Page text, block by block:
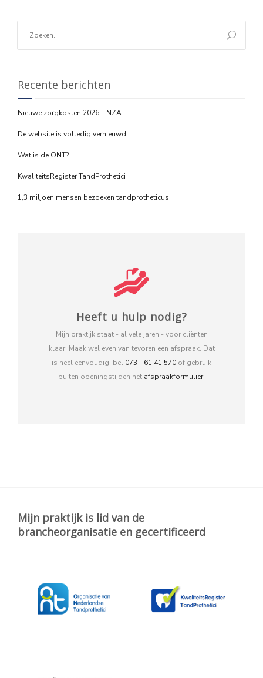
Recente berichten
Nieuwe zorgkosten 2026 – NZA
De website is volledig vernieuwd!
Wat is de ONT?
KwaliteitsRegister TandProthetici
1,3 miljoen mensen bezoeken tandprotheticus
Heeft u hulp nodig?
Mijn praktijk staat - al vele jaren - voor cliënten
klaar! Maak wel even van tevoren een afspraak. Dat
is heel eenvoudig; bel 073 - 61 41 570 of gebruik
buiten openingstijden het afspraakformulier.
Mijn praktijk is lid van de
brancheorganisatie en gecertificeerd